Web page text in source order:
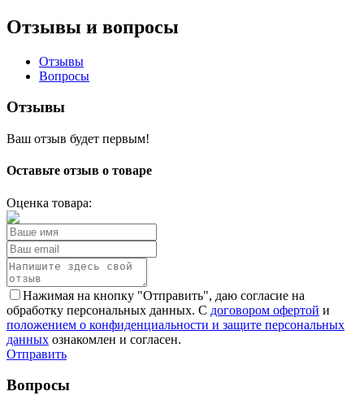
Отзывы и вопросы
Отзывы
Вопросы
Отзывы
Ваш отзыв будет первым!
Оставьте отзыв о товаре
Оценка товара:
Нажимая на кнопку "Отправить", даю согласие на
обработку персональных данных. С договором офертой и
положением о конфиденциальности и защите персональных
данных ознакомлен и согласен.
Отправить
Вопросы